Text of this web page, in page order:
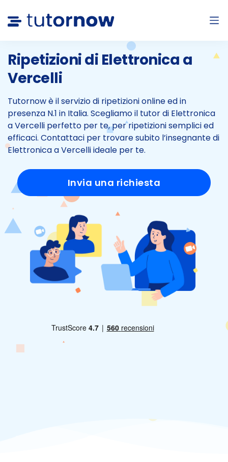
Ripetizioni di Elettronica a
Vercelli
Tutornow è il servizio di ripetizioni online ed in
presenza N.1 in Italia. Scegliamo il tutor di Elettronica
a Vercelli perfetto per te, per ripetizioni semplici ed
efficaci. Contattaci per trovare subito l’insegnante di
Elettronica a Vercelli ideale per te.
Invia una richiesta